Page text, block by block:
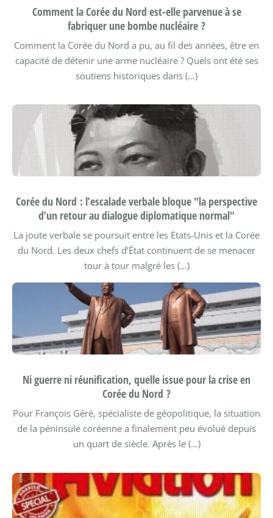
Comment la Corée du Nord est-elle parvenue à se
fabriquer une bombe nucléaire ?
Comment la Corée du Nord a pu, au fil des années, être en
capacité de détenir une arme nucléaire ? Quels ont été ses
soutiens historiques dans (…)
Corée du Nord : l’escalade verbale bloque "la perspective
d’un retour au dialogue diplomatique normal"
La joute verbale se poursuit entre les Etats-Unis et la Corée
du Nord. Les deux chefs d’État continuent de se menacer
tour à tour malgré les (…)
Ni guerre ni réunification, quelle issue pour la crise en
Corée du Nord ?
Pour François Géré, spécialiste de géopolitique, la situation
de la péninsule coréenne a finalement peu évolué depuis
un quart de siècle. Après le (…)